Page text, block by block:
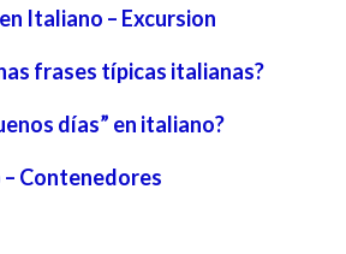
Italiano – Excursion
frases típicas italianas?
días” en italiano?
Contenedores